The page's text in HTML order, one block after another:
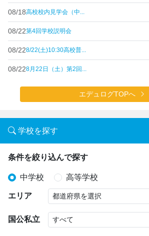
08/18高校校内見学会（中...
08/22第4回学校説明会
08/228/22(土)10:30高校普...
08/228月22日（土）第2回...
エデュログTOPへ
学校を探す
条件を絞り込んで探す
中学校 高等学校
エリア
国公私立